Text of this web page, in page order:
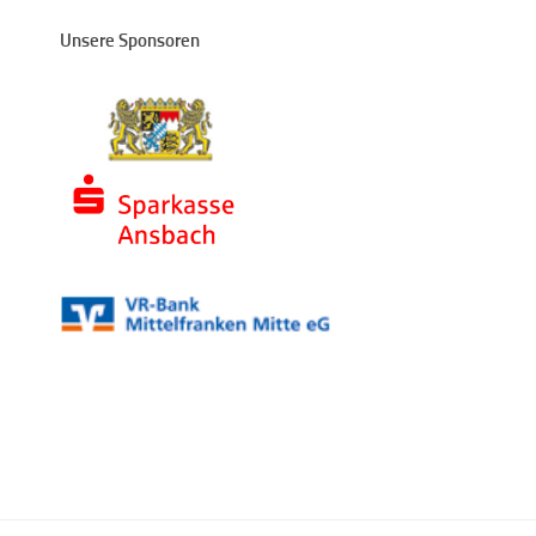
Unsere Sponsoren